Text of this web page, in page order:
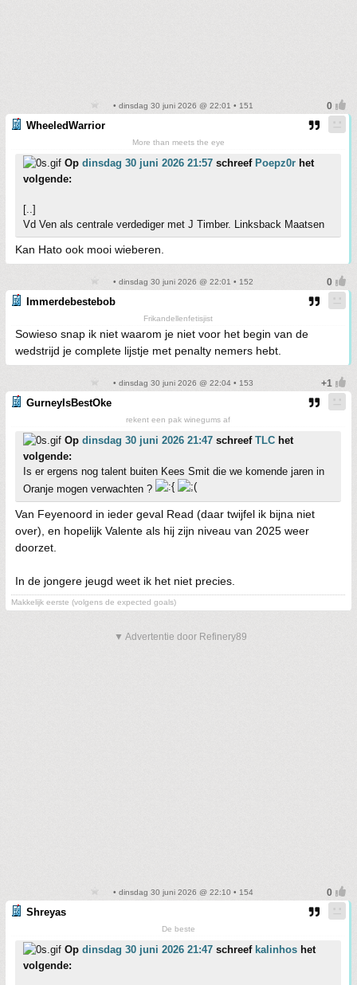
• dinsdag 30 juni 2026 @ 22:01 • 151
WheeledWarrior
More than meets the eye
Op dinsdag 30 juni 2026 21:57 schreef Poepz0r het
volgende:
[..]
Vd Ven als centrale verdediger met J Timber. Linksback Maatsen
Kan Hato ook mooi wieberen.
• dinsdag 30 juni 2026 @ 22:01 • 152
Immerdebestebob
Frikandellenfetisjist
Sowieso snap ik niet waarom je niet voor het begin van de
wedstrijd je complete lijstje met penalty nemers hebt.
• dinsdag 30 juni 2026 @ 22:04 • 153
GurneyIsBestOke
rekent een pak winegums af
Op dinsdag 30 juni 2026 21:47 schreef TLC het
volgende:
Is er ergens nog talent buiten Kees Smit die we komende jaren in
Oranje mogen verwachten ?
Van Feyenoord in ieder geval Read (daar twijfel ik bijna niet
over), en hopelijk Valente als hij zijn niveau van 2025 weer
doorzet.
In de jongere jeugd weet ik het niet precies.
Makkelijk eerste (volgens de expected goals)
▼ Advertentie door Refinery89
• dinsdag 30 juni 2026 @ 22:10 • 154
Shreyas
De beste
Op dinsdag 30 juni 2026 21:47 schreef kalinhos het
volgende: